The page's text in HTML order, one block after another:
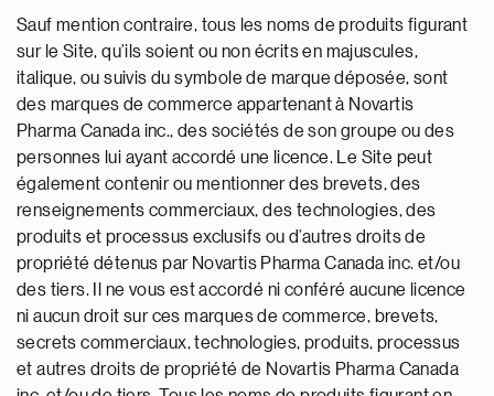
Sauf mention contraire, tous les noms de produits figurant
sur le Site, qu’ils soient ou non écrits en majuscules,
italique, ou suivis du symbole de marque déposée, sont
des marques de commerce appartenant à Novartis
Pharma Canada inc., des sociétés de son groupe ou des
personnes lui ayant accordé une licence. Le Site peut
également contenir ou mentionner des brevets, des
renseignements commerciaux, des technologies, des
produits et processus exclusifs ou d’autres droits de
propriété détenus par Novartis Pharma Canada inc. et/ou
des tiers. Il ne vous est accordé ni conféré aucune licence
ni aucun droit sur ces marques de commerce, brevets,
secrets commerciaux, technologies, produits, processus
et autres droits de propriété de Novartis Pharma Canada